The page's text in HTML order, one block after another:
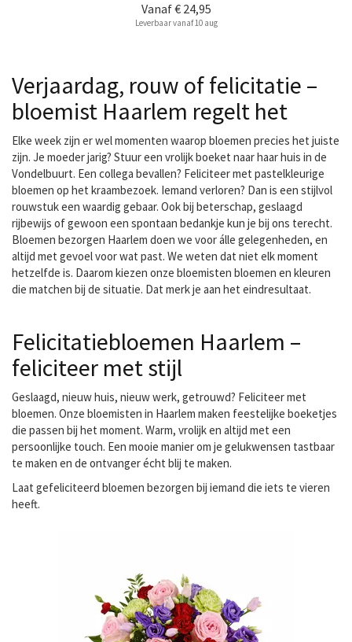
Vanaf€ 24,95
Leverbaar vanaf 10 aug
Verjaardag, rouw of felicitatie –
bloemist Haarlem regelt het
Elke week zijn er wel momenten waarop bloemen precies het juiste
zijn. Je moeder jarig? Stuur een vrolijk boeket naar haar huis in de
Vondelbuurt. Een collega bevallen? Feliciteer met pastelkleurige
bloemen op het kraambezoek. Iemand verloren? Dan is een stijlvol
rouwstuk een waardig gebaar. Ook bij beterschap, geslaagd
rijbewijs of gewoon een spontaan bedankje kun je bij ons terecht.
Bloemen bezorgen Haarlem doen we voor álle gelegenheden, en
altijd met gevoel voor wat past. We weten dat niet elk moment
hetzelfde is. Daarom kiezen onze bloemisten bloemen en kleuren
die matchen bij de situatie. Dat merk je aan het eindresultaat.
Felicitatiebloemen Haarlem –
feliciteer met stijl
Geslaagd, nieuw huis, nieuw werk, getrouwd? Feliciteer met
bloemen. Onze bloemisten in Haarlem maken feestelijke boeketjes
die passen bij het moment. Warm, vrolijk en altijd met een
persoonlijke touch. Een mooie manier om je gelukwensen tastbaar
te maken en de ontvanger écht blij te maken.
Laat gefeliciteerd bloemen bezorgen bij iemand die iets te vieren
heeft.